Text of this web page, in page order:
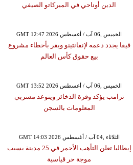
الدين أوناحي في الميركاتو الصيفي
GMT 12:47 2026 الخميس ,06 آب / أغسطس
فيفا يجدد دعمه لإنفانتينو ويقر بأخطاء مشروع
بيع حقوق كأس العالم
GMT 13:52 2026 الخميس ,06 آب / أغسطس
ترامب يؤكد وفرة الذخائر ويتوعد مسربي
المعلومات بالسجن
GMT 14:03 2026 الثلاثاء ,04 آب / أغسطس
إيطاليا تعلن التأهب الأحمر في 25 مدينة بسبب
موجة حر قياسية